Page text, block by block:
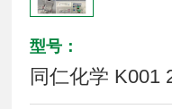
型号：
同仁化学 K001